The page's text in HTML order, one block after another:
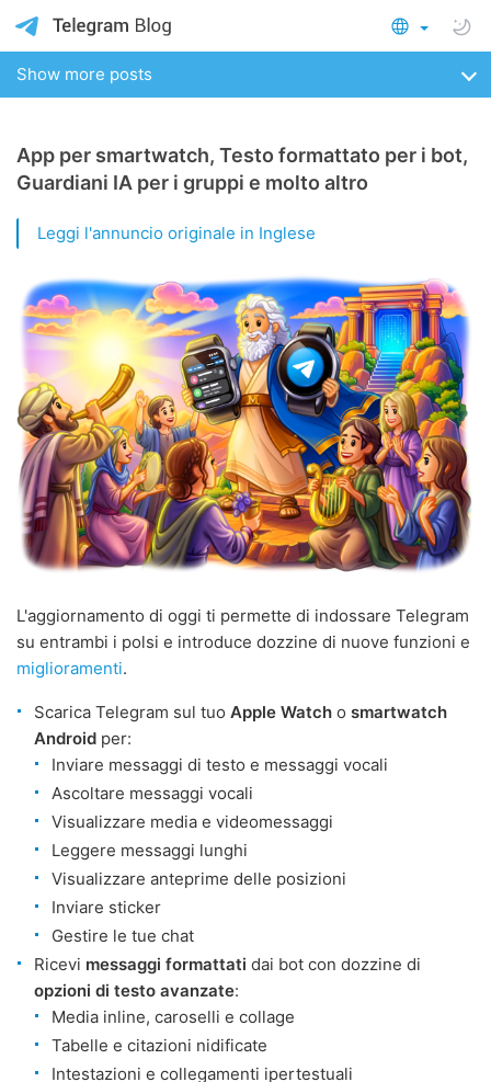
Show more posts
App per smartwatch, Testo formattato per i bot,
Guardiani IA per i gruppi e molto altro
Leggi l'annuncio originale in Inglese
L'aggiornamento di oggi ti permette di indossare Telegram
su entrambi i polsi e introduce dozzine di nuove funzioni e
miglioramenti.
Scarica Telegram sul tuo Apple Watch o smartwatch
Android per:
Inviare messaggi di testo e messaggi vocali
Ascoltare messaggi vocali
Visualizzare media e videomessaggi
Leggere messaggi lunghi
Visualizzare anteprime delle posizioni
Inviare sticker
Gestire le tue chat
Ricevi messaggi formattati dai bot con dozzine di
opzioni di testo avanzate:
Media inline, caroselli e collage
Tabelle e citazioni nidificate
Intestazioni e collegamenti ipertestuali